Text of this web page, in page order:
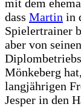
mit dem
dass Martin in
Spielertrainer
aber von
Mönkeberg
langjährigen
Jesper in den